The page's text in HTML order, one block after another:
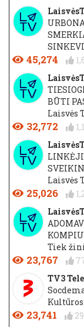
45,274
BŪTI
Laisvės
32,772
Laisvės
25,026
Tiek
23,767
TV3
23,741